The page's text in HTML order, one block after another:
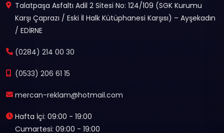
Talatpaşa Asfaltı Adil 2 Sitesi No: 124/109 (SGK Kurumu
Karşı Çaprazı / Eski İl Halk Kütüphanesi Karşısı) – Ayşekadın
/ EDİRNE
(0284) 214 00 30
(0533) 206 61 15
mercan-reklam@hotmail.com
Hafta İçi: 09:00 - 19:00
Cumartesi: 09:00 - 19:00